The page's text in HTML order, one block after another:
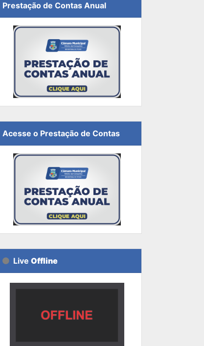
Prestação de Contas Anual
Acesse o Prestação de Contas
Live Offline